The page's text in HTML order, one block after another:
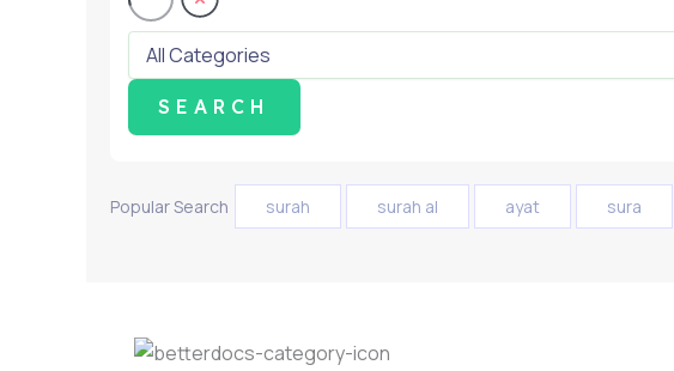
Popular Search surah surah al ayat sura